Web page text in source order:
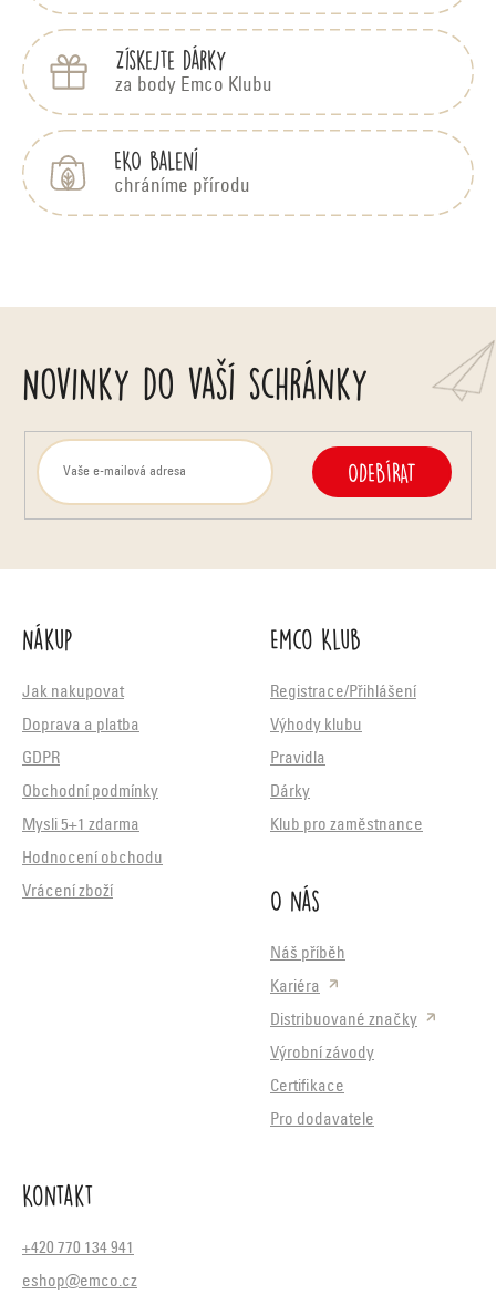
Získejte dárky
za body Emco Klubu
EKO balení
chráníme přírodu
Novinky do vaší schránky
ODEBÍRAT
Nákup
Jak nakupovat
Doprava a platba
GDPR
Obchodní podmínky
Mysli 5+1 zdarma
Hodnocení obchodu
Vrácení zboží
Emco Klub
Registrace/Přihlášení
Výhody klubu
Pravidla
Dárky
Klub pro zaměstnance
O nás
Náš příběh
Kariéra
Distribuované značky
Výrobní závody
Certifikace
Pro dodavatele
Kontakt
+420 770 134 941
eshop@emco.cz